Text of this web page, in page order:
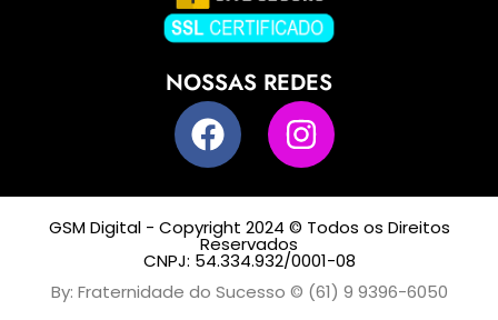
NOSSAS REDES
GSM Digital - Copyright 2024 © Todos os Direitos
Reservados
CNPJ: 54.334.932/0001-08
By: Fraternidade do Sucesso © (61) 9 9396-6050